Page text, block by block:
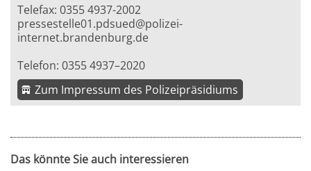
Telefax: 0355 4937-2002
pressestelle01.pdsued@polizei-
internet.brandenburg.de
Telefon: 0355 4937–2020
Zum Impressum des Polizeipräsidiums
Das könnte Sie auch interessieren